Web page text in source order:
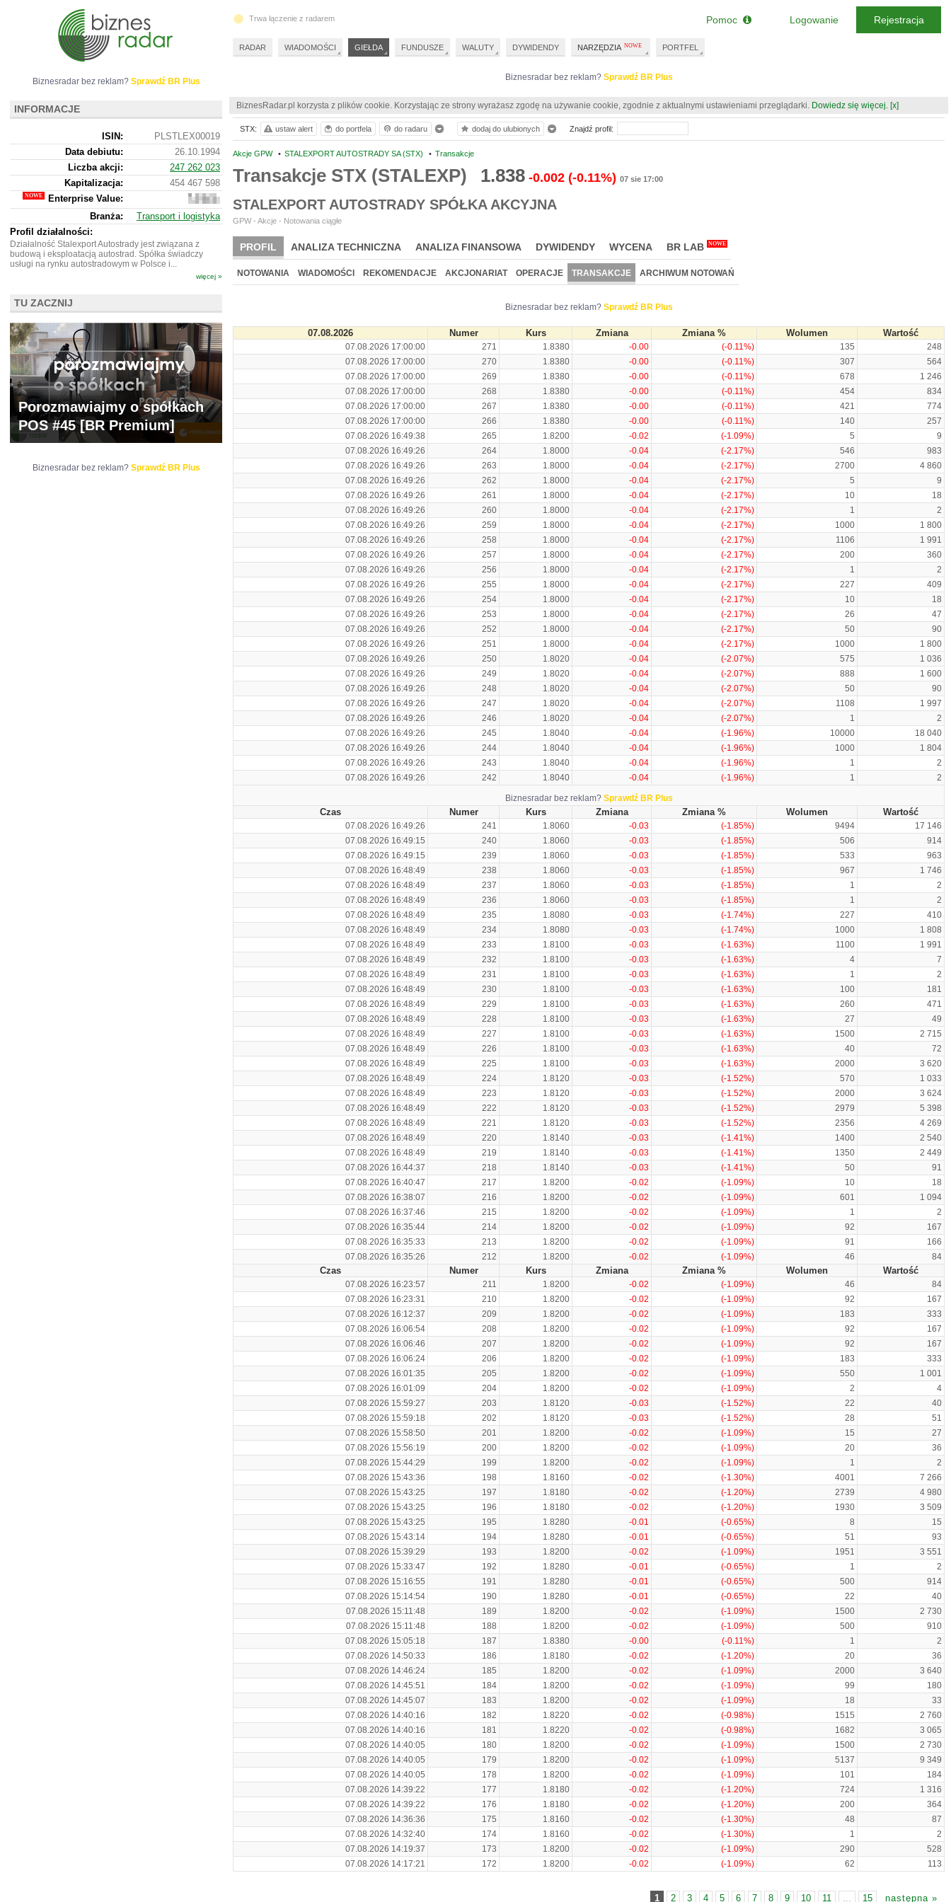
Biznesradar bez reklam? Sprawdź BR Plus
BiznesRadar.pl korzysta z plików cookie. Korzystając ze strony wyrażasz zgodę na używanie cookie, zgodnie z aktualnymi ustawieniami przeglądarki. Dowiedz się więcej. [x]
Akcje GPW • STALEXPORT AUTOSTRADY SA (STX) • Transakcje
Transakcje STX (STALEXP) 1.838 -0.002 (-0.11%) 07 sie 17:00
STALEXPORT AUTOSTRADY SPÓŁKA AKCYJNA
GPW - Akcje - Notowania ciągłe
PROFIL ANALIZA TECHNICZNA ANALIZA FINANSOWA DYWIDENDY WYCENA BR LAB NOWE
NOTOWANIA WIADOMOŚCI REKOMENDACJE AKCJONARIAT OPERACJE TRANSAKCJE ARCHIWUM NOTOWAŃ
Biznesradar bez reklam? Sprawdź BR Plus
07.08.2026 Numer Kurs Zmiana Zmiana % Wolumen Wartość
07.08.2026 17:00:00 271 1.8380 -0.00 (-0.11%) 135
248
07.08.2026 17:00:00
270 1.8380 -0.00 (-0.11%) 307
564
07.08.2026 17:00:00
269 1.8380 -0.00 (-0.11%) 678
1 246
07.08.2026 17:00:00
268 1.8380 -0.00 (-0.11%) 454
834
07.08.2026 17:00:00
267 1.8380 -0.00 (-0.11%) 421
774
07.08.2026 17:00:00
266 1.8380 -0.00 (-0.11%) 140
257
07.08.2026 16:49:38
265 1.8200 -0.02 (-1.09%) 5
9
07.08.2026 16:49:26
264 1.8000 -0.04 (-2.17%) 546
983
07.08.2026 16:49:26
263 1.8000 -0.04 (-2.17%) 2700
4 860
07.08.2026 16:49:26
262 1.8000 -0.04 (-2.17%) 5
9
07.08.2026 16:49:26
261 1.8000 -0.04 (-2.17%) 10
18
07.08.2026 16:49:26
260 1.8000 -0.04 (-2.17%) 1
2
07.08.2026 16:49:26
259 1.8000 -0.04 (-2.17%) 1000
1 800
07.08.2026 16:49:26
258 1.8000 -0.04 (-2.17%) 1106
1 991
07.08.2026 16:49:26
257 1.8000 -0.04 (-2.17%) 200
360
07.08.2026 16:49:26
256 1.8000 -0.04 (-2.17%) 1
2
07.08.2026 16:49:26
255 1.8000 -0.04 (-2.17%) 227
409
07.08.2026 16:49:26
254 1.8000 -0.04 (-2.17%) 10
18
07.08.2026 16:49:26
253 1.8000 -0.04 (-2.17%) 26
47
07.08.2026 16:49:26
252 1.8000 -0.04 (-2.17%) 50
90
07.08.2026 16:49:26
251 1.8000 -0.04 (-2.17%) 1000
1 800
07.08.2026 16:49:26
250 1.8020 -0.04 (-2.07%) 575
1 036
07.08.2026 16:49:26
249 1.8020 -0.04 (-2.07%) 888
1 600
07.08.2026 16:49:26
248 1.8020 -0.04 (-2.07%) 50
90
07.08.2026 16:49:26
247 1.8020 -0.04 (-2.07%) 1108
1 997
07.08.2026 16:49:26
246 1.8020 -0.04 (-2.07%) 1
2
07.08.2026 16:49:26
245 1.8040 -0.04 (-1.96%) 10000
18 040
07.08.2026 16:49:26
244 1.8040 -0.04 (-1.96%) 1000
1 804
07.08.2026 16:49:26
243 1.8040 -0.04 (-1.96%) 1
2
07.08.2026 16:49:26
242 1.8040 -0.04 (-1.96%) 1 2
Biznesradar bez reklam? Sprawdź BR Plus
Czas Numer Kurs Zmiana Zmiana % Wolumen Wartość
07.08.2026 16:49:26 241 1.8060 -0.03 (-1.85%) 9494
17 146
07.08.2026 16:49:15
240 1.8060 -0.03 (-1.85%) 506
914
07.08.2026 16:49:15
239 1.8060 -0.03 (-1.85%) 533
963
07.08.2026 16:48:49
238 1.8060 -0.03 (-1.85%) 967
1 746
07.08.2026 16:48:49
237 1.8060 -0.03 (-1.85%) 1
2
07.08.2026 16:48:49
236 1.8060 -0.03 (-1.85%) 1
2
07.08.2026 16:48:49
235 1.8080 -0.03 (-1.74%) 227
410
07.08.2026 16:48:49
234 1.8080 -0.03 (-1.74%) 1000
1 808
07.08.2026 16:48:49
233 1.8100 -0.03 (-1.63%) 1100
1 991
07.08.2026 16:48:49
232 1.8100 -0.03 (-1.63%) 4
7
07.08.2026 16:48:49
231 1.8100 -0.03 (-1.63%) 1
2
07.08.2026 16:48:49
230 1.8100 -0.03 (-1.63%) 100
181
07.08.2026 16:48:49
229 1.8100 -0.03 (-1.63%) 260
471
07.08.2026 16:48:49
228 1.8100 -0.03 (-1.63%) 27
49
07.08.2026 16:48:49
227 1.8100 -0.03 (-1.63%) 1500
2 715
07.08.2026 16:48:49
226 1.8100 -0.03 (-1.63%) 40
72
07.08.2026 16:48:49
225 1.8100 -0.03 (-1.63%) 2000
3 620
07.08.2026 16:48:49
224 1.8120 -0.03 (-1.52%) 570
1 033
07.08.2026 16:48:49
223 1.8120 -0.03 (-1.52%) 2000
3 624
07.08.2026 16:48:49
222 1.8120 -0.03 (-1.52%) 2979
5 398
07.08.2026 16:48:49
221 1.8120 -0.03 (-1.52%) 2356
4 269
07.08.2026 16:48:49
220 1.8140 -0.03 (-1.41%) 1400
2 540
07.08.2026 16:48:49
219 1.8140 -0.03 (-1.41%) 1350
2 449
07.08.2026 16:44:37
218 1.8140 -0.03 (-1.41%) 50
91
07.08.2026 16:40:47
217 1.8200 -0.02 (-1.09%) 10
18
07.08.2026 16:38:07
216 1.8200 -0.02 (-1.09%) 601
1 094
07.08.2026 16:37:46
215 1.8200 -0.02 (-1.09%) 1
2
07.08.2026 16:35:44
214 1.8200 -0.02 (-1.09%) 92
167
07.08.2026 16:35:33
213 1.8200 -0.02 (-1.09%) 91
166
07.08.2026 16:35:26
212 1.8200 -0.02 (-1.09%) 46 84
Czas Numer Kurs Zmiana Zmiana % Wolumen Wartość
07.08.2026 16:23:57 211 1.8200 -0.02 (-1.09%) 46
84
07.08.2026 16:23:31
210 1.8200 -0.02 (-1.09%) 92
167
07.08.2026 16:12:37
209 1.8200 -0.02 (-1.09%) 183
333
07.08.2026 16:06:54
208 1.8200 -0.02 (-1.09%) 92
167
07.08.2026 16:06:46
207 1.8200 -0.02 (-1.09%) 92
167
07.08.2026 16:06:24
206 1.8200 -0.02 (-1.09%) 183
333
07.08.2026 16:01:35
205 1.8200 -0.02 (-1.09%) 550
1 001
07.08.2026 16:01:09
204 1.8200 -0.02 (-1.09%) 2
4
07.08.2026 15:59:27
203 1.8120 -0.03 (-1.52%) 22
40
07.08.2026 15:59:18
202 1.8120 -0.03 (-1.52%) 28
51
07.08.2026 15:58:50
201 1.8200 -0.02 (-1.09%) 15
27
07.08.2026 15:56:19
200 1.8200 -0.02 (-1.09%) 20
36
07.08.2026 15:44:29
199 1.8200 -0.02 (-1.09%) 1
2
07.08.2026 15:43:36
198 1.8160 -0.02 (-1.30%) 4001
7 266
07.08.2026 15:43:25
197 1.8180 -0.02 (-1.20%) 2739
4 980
07.08.2026 15:43:25
196 1.8180 -0.02 (-1.20%) 1930
3 509
07.08.2026 15:43:25
195 1.8280 -0.01 (-0.65%) 8
15
07.08.2026 15:43:14
194 1.8280 -0.01 (-0.65%) 51
93
07.08.2026 15:39:29
193 1.8200 -0.02 (-1.09%) 1951
3 551
07.08.2026 15:33:47
192 1.8280 -0.01 (-0.65%) 1
2
07.08.2026 15:16:55
191 1.8280 -0.01 (-0.65%) 500
914
07.08.2026 15:14:54
190 1.8280 -0.01 (-0.65%) 22
40
07.08.2026 15:11:48
189 1.8200 -0.02 (-1.09%) 1500
2 730
07.08.2026 15:11:48
188 1.8200 -0.02 (-1.09%) 500
910
07.08.2026 15:05:18
187 1.8380 -0.00 (-0.11%) 1
2
07.08.2026 14:50:33
186 1.8180 -0.02 (-1.20%) 20
36
07.08.2026 14:46:24
185 1.8200 -0.02 (-1.09%) 2000
3 640
07.08.2026 14:45:51
184 1.8200 -0.02 (-1.09%) 99
180
07.08.2026 14:45:07
183 1.8200 -0.02 (-1.09%) 18
33
07.08.2026 14:40:16
182 1.8220 -0.02 (-0.98%) 1515
2 760
07.08.2026 14:40:16
181 1.8220 -0.02 (-0.98%) 1682
3 065
07.08.2026 14:40:05
180 1.8200 -0.02 (-1.09%) 1500
2 730
07.08.2026 14:40:05
179 1.8200 -0.02 (-1.09%) 5137
9 349
07.08.2026 14:40:05
178 1.8200 -0.02 (-1.09%) 101
184
07.08.2026 14:39:22
177 1.8180 -0.02 (-1.20%) 724
1 316
07.08.2026 14:39:22
176 1.8180 -0.02 (-1.20%) 200
364
07.08.2026 14:36:36
175 1.8160 -0.02 (-1.30%) 48
87
07.08.2026 14:32:40
174 1.8160 -0.02 (-1.30%) 1
2
07.08.2026 14:19:37
173 1.8200 -0.02 (-1.09%) 290
528
07.08.2026 14:17:21
172 1.8200 -0.02 (-1.09%) 62 113
1 2 3 4 5 6 7 8 9 10 11 ... 15 następna »
STX: ustaw alert do portfela do radaru dodaj do ulubionych Znajdź profil:
Biznesradar bez reklam? Sprawdź BR Plus
INFORMACJE
ISIN:
PLSTLEX00019
Data debiutu:
26.10.1994
Liczba akcji:
247 262 023
Kapitalizacja:
454 467 598
Enterprise Value:
-228
815
402
Branża:
Transport i logistyka
Profil działalności:
Działalność Stalexport Autostrady jest związana z
budową i eksploatacją autostrad. Spółka świadczy
usługi na rynku autostradowym w Polsce i...
więcej »
TU ZACZNIJ
Porozmawiajmy o spółkach
POS #45 [BR Premium]
Biznesradar bez reklam? Sprawdź BR Plus
Trwa łączenie z radarem
RADAR WIADOMOŚCI GIEŁDA FUNDUSZE WALUTY DYWIDENDY NARZĘDZIA PORTFEL
Pomoc Logowanie Rejestracja